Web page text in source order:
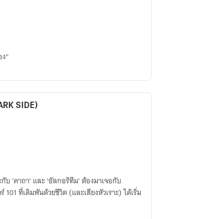
"
SIDE)
บ 'คาถา' และ 'อัลกอริทึม' ต้องมาเจอกับ
101 ที่เดิมพันด้วยชีวิต (และเสียงหัวเราะ) ได้เริ่ม